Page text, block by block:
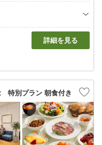
詳細を見る
特別プラン 朝食付き